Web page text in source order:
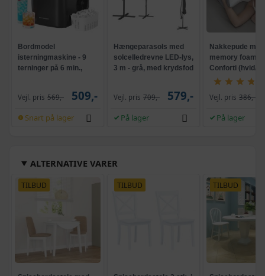
Bordmodel
isterningmaskine - 9
terninger på 6 min.,
Vejl. pris 569,- 509,-
Snart på lager
Hængeparasols med
solcelledrevne LED-lys,
3 m - grå, med krydsfod
Vejl. pris 709,- 579,-
På lager
Nakkepude med
memory foam -
Conforti (hvid/
Vejl. pris 386,-
På lager
ALTERNATIVE VARER
TILBUD TILBUD TILBUD